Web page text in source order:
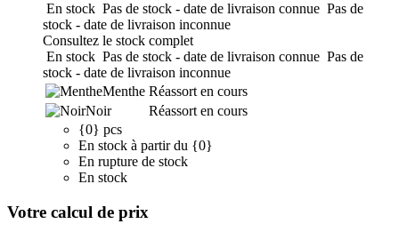
En stock Pas de stock - date de livraison connue Pas de
stock - date de livraison inconnue
Consultez le stock complet
En stock Pas de stock - date de livraison connue Pas de
stock - date de livraison inconnue
Menthe Réassort en cours
Noir
Réassort en cours
{0} pcs
En stock à partir du {0}
En rupture de stock
En stock
Votre calcul de prix